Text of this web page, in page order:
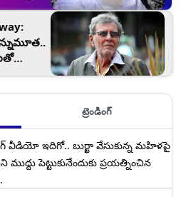
కృషి
ట్రెండింగ్
వీడియో ఇదిగో.. బుర్ఖా వేసుకున్న మహిళపై
ముద్దు పెట్టుకునేందుకు ప్రయత్నించిన